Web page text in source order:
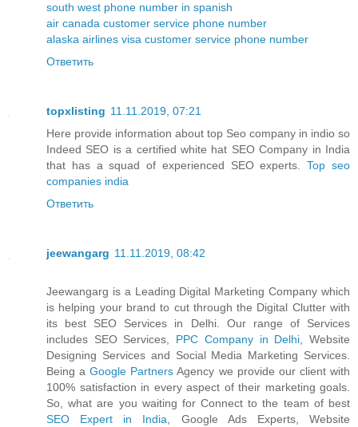
south west phone number in spanish
air canada customer service phone number
alaska airlines visa customer service phone number
Ответить
topxlisting 11.11.2019, 07:21
Here provide information about top Seo company in indio so
Indeed SEO is a certified white hat SEO Company in India
that has a squad of experienced SEO experts.Top seo
companies india
Ответить
jeewangarg 11.11.2019, 08:42
Jeewangarg is a Leading Digital Marketing Company which
is helping your brand to cut through the Digital Clutter with
its best SEO Services in Delhi. Our range of Services
includes SEO Services, PPC Company in Delhi , Website
Designing Services and Social Media Marketing Services.
Being aGoogle Partners Agency we provide our client with
100% satisfaction in every aspect of their marketing goals.
So, what are you waiting for Connect to the team of best
SEO Expert in India , Google Ads Experts, Website